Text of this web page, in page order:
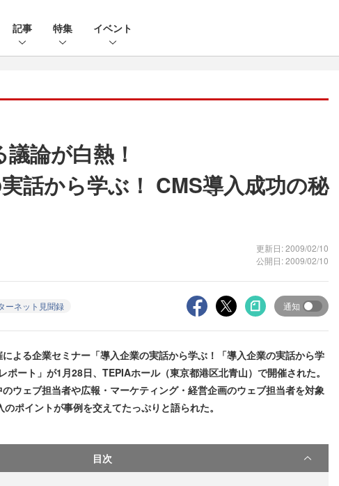
記事 特集 イベント
論が白熱！
実話から学ぶ！ CMS導入成功の秘
更新日: 2009/02/10
公開日: 2009/02/10
ーネット見聞録 通知
よる企業セミナー「導入企業の実話から学ぶ！「導入企業の実話から学
ポート」が1月28日、TEPIAホール（東京都港区北青山）で開催された。
ウェブ担当者や広報・マーケティング・経営企画のウェブ担当者を対象
ポイントが事例を交えてたっぷりと語られた。
目次